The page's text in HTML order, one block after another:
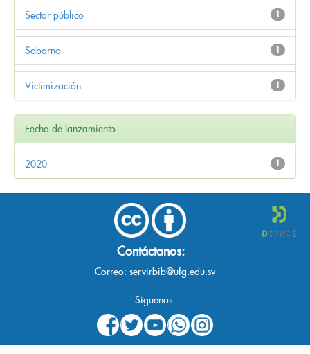
1
Sector público
1
Soborno
1
Victimización
Fecha de lanzamiento
1
2020
Contáctanos:
Correo: servirbib@ufg.edu.sv
Síguenos: